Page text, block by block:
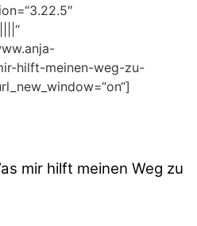
hilft-meinen-weg-zu-
mir hilft meinen Weg zu